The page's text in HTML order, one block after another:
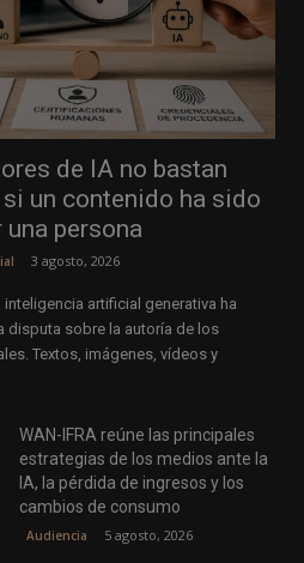
de IA no bastan
si un contenido ha sido
persona
3 agosto, 2026
inteligencia artificial generativa ha
disputa sobre la autoría de los
Textos, imágenes, vídeos y
WAN-IFRA reúne las principales
estrategias de los medios ante la
IA, la pérdida de ingresos y los
cambios de consumo
Audiencia 5 agosto, 2026